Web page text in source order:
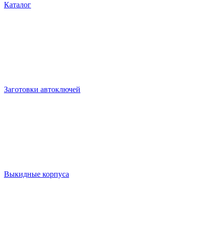
Каталог
Заготовки автоключей
Выкидные корпуса